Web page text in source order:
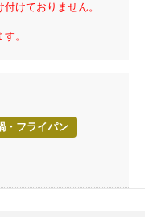
けておりません。
。
・フライパン